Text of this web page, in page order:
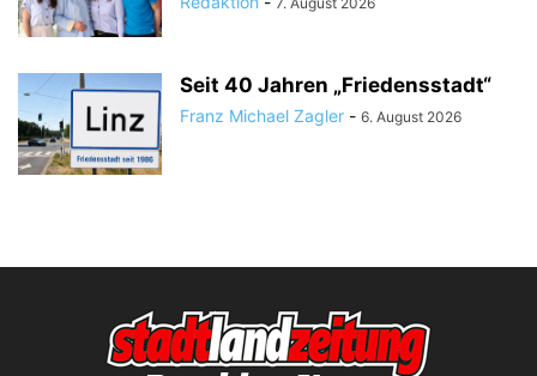
Seit 40 Jahren „Friedensstadt“
Franz Michael Zagler - 6. August 2026